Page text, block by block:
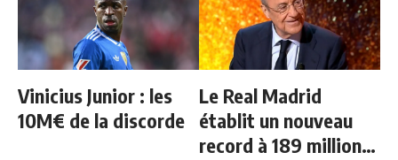
Vinicius Junior : les
10M€ de la discorde
Le Real Madrid
établit un nouveau
record à 189 millions